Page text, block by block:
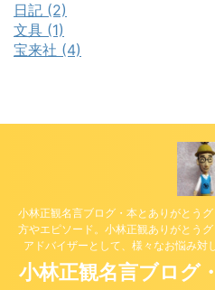
日記 (2)
文具 (1)
宝来社 (4)
小林正観名言ブログ・本とありがとう
方やエピソード。小林正観ありがとう
アドバイザーとして、様々なお悩み対
小林正観名言ブログ